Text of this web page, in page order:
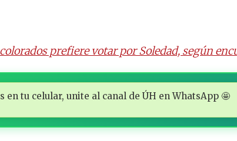
prefiere votar por Soledad, según
en tu celular, unite al canal de ÚH en WhatsApp 🤩